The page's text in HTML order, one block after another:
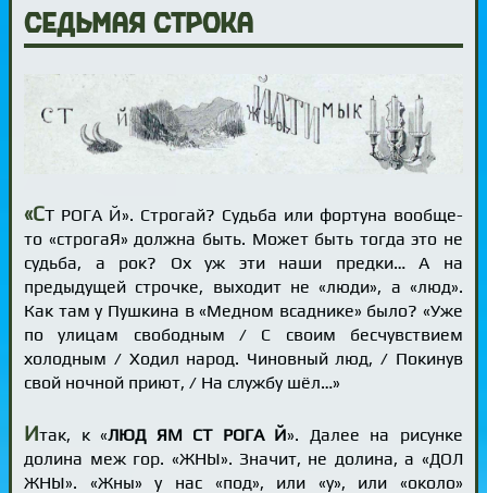
Седьмая строка
«СТ РОГА Й». Строгай? Судьба или фортуна вообще-
то «строгаЯ» должна быть. Может быть тогда это не
судьба, а рок? Ох уж эти наши предки… А на
предыдущей строчке, выходит не «люди», а «люд».
Как там у Пушкина в «Медном всаднике» было? «Уже
по улицам свободным / С своим бесчувствием
холодным / Ходил народ. Чиновный люд, / Покинув
свой ночной приют, / На службу шёл…»
Итак, к «ЛЮД ЯМ СТ РОГА Й». Далее на рисунке
долина меж гор. «ЖНЫ». Значит, не долина, а «ДОЛ
ЖНЫ». «Жны» у нас «под», или «у», или «около»